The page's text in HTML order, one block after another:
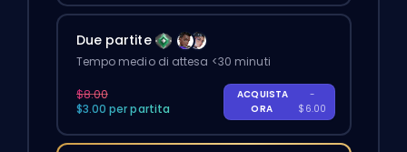
Due partite
Tempo medio di attesa <30 minuti
$8.00
$3.00 per partita
ACQUISTA
ORA
-
$6.00